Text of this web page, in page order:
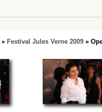
» Festival Jules Verne 2009 »